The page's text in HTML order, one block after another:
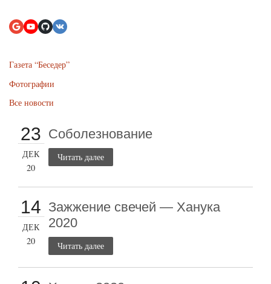
Газета “Беседер”
Фотографии
Все новости
23
ДЕК
20
Соболезнование
Читать далее
14
ДЕК
20
Зажжение свечей — Ханука
2020
Читать далее